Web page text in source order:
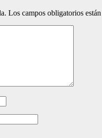
Los campos obligatorios